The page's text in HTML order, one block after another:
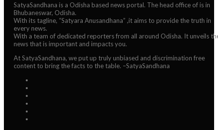
SatyaSandhana is a Odisha based news portal. The head office of is in
Bhubaneswar, Odisha.
With its tagline, “Satyara Anusandhana” ,it aims to provide the truth in
every news.
With a team of dedicated reporters from all around Odisha. It unveils
news that is important and impacts you.
At SatyaSandhana, we put up truly unbiased and discrimination free
content to bring the facts to the table. –SatyaSandhana